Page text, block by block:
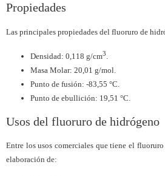
Propiedades
Las principales propiedades del fluoruro de
Densidad: 0,118 g/cm3
Masa Molar: 20,01 g/mol.
Punto de fusión: -83,55 °C.
Punto de ebullición: 19,51 °C.
Usos del fluoruro de hidrógeno
Entre los usos comerciales que tiene el
elaboración de: